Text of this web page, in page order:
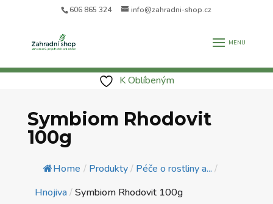
606 865 324 info@zahradni-shop.cz
K Oblíbeným
Symbiom Rhodovit
100g
Home / Produkty/ Péče o rostliny a... /
Hnojiva/Symbiom Rhodovit 100g